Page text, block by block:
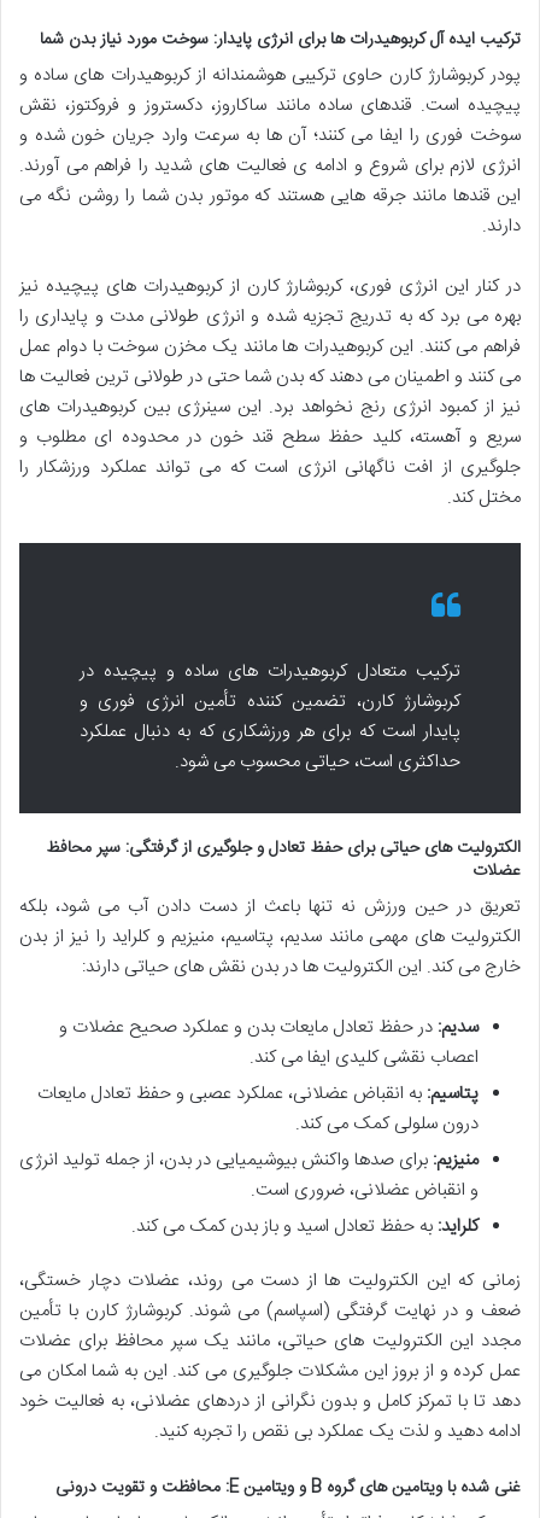
ترکیب ایده آل کربوهیدرات ها برای انرژی پایدار: سوخت مورد نیاز بدن شما
پودر کربوشارژ کارن حاوی ترکیبی هوشمندانه از کربوهیدرات های ساده و
پیچیده است. قندهای ساده مانند ساکاروز، دکستروز و فروکتوز، نقش
سوخت فوری را ایفا می کنند؛ آن ها به سرعت وارد جریان خون شده و
انرژی لازم برای شروع و ادامه ی فعالیت های شدید را فراهم می آورند.
این قندها مانند جرقه هایی هستند که موتور بدن شما را روشن نگه می
دارند.
در کنار این انرژی فوری، کربوشارژ کارن از کربوهیدرات های پیچیده نیز
بهره می برد که به تدریج تجزیه شده و انرژی طولانی مدت و پایداری را
فراهم می کنند. این کربوهیدرات ها مانند یک مخزن سوخت با دوام عمل
می کنند و اطمینان می دهند که بدن شما حتی در طولانی ترین فعالیت ها
نیز از کمبود انرژی رنج نخواهد برد. این سینرژی بین کربوهیدرات های
سریع و آهسته، کلید حفظ سطح قند خون در محدوده ای مطلوب و
جلوگیری از افت ناگهانی انرژی است که می تواند عملکرد ورزشکار را
مختل کند.
ترکیب متعادل کربوهیدرات های ساده و پیچیده در
کربوشارژ کارن، تضمین کننده تأمین انرژی فوری و
پایدار است که برای هر ورزشکاری که به دنبال عملکرد
حداکثری است، حیاتی محسوب می شود.
الکترولیت های حیاتی برای حفظ تعادل و جلوگیری از گرفتگی: سپر محافظ
عضلات
تعریق در حین ورزش نه تنها باعث از دست دادن آب می شود، بلکه
الکترولیت های مهمی مانند سدیم، پتاسیم، منیزیم و کلراید را نیز از بدن
خارج می کند. این الکترولیت ها در بدن نقش های حیاتی دارند:
سدیم: در حفظ تعادل مایعات بدن و عملکرد صحیح عضلات و
اعصاب نقشی کلیدی ایفا می کند.
پتاسیم: به انقباض عضلانی، عملکرد عصبی و حفظ تعادل مایعات
درون سلولی کمک می کند.
منیزیم: برای صدها واکنش بیوشیمیایی در بدن، از جمله تولید انرژی
و انقباض عضلانی، ضروری است.
کلراید: به حفظ تعادل اسید و باز بدن کمک می کند.
زمانی که این الکترولیت ها از دست می روند، عضلات دچار خستگی،
ضعف و در نهایت گرفتگی (اسپاسم) می شوند. کربوشارژ کارن با تأمین
مجدد این الکترولیت های حیاتی، مانند یک سپر محافظ برای عضلات
عمل کرده و از بروز این مشکلات جلوگیری می کند. این به شما امکان می
دهد تا با تمرکز کامل و بدون نگرانی از دردهای عضلانی، به فعالیت خود
ادامه دهید و لذت یک عملکرد بی نقص را تجربه کنید.
غنی شده با ویتامین های گروه B و ویتامین E: محافظت و تقویت درونی